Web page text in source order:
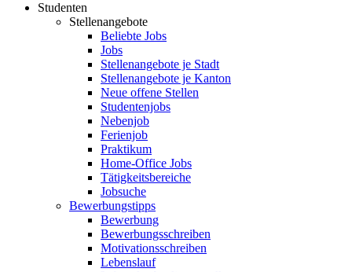
Studenten
Stellenangebote
Beliebte Jobs
Jobs
Stellenangebote je Stadt
Stellenangebote je Kanton
Neue offene Stellen
Studentenjobs
Nebenjob
Ferienjob
Praktikum
Home-Office Jobs
Tätigkeitsbereiche
Jobsuche
Bewerbungstipps
Bewerbung
Bewerbungsschreiben
Motivationsschreiben
Lebenslauf